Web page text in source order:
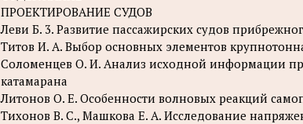
ПРОЕКТИРОВАНИЕ СУДОВ
Леви Б. 3. Развитие пассажирских судов
Титов И. А. Выбор основных элементов
Соломенцев О. И. Анализ исходной информации
катамарана
Литонов О. Е. Особенности волновых реакций
Тихонов В. С., Машкова Е. А. Исследование